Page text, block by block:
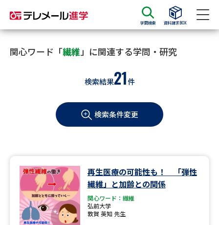
学問検索 資料請求BOX
資料請求 資料検索
大学・短大の資料種類から請求
学部・学科パンフ
過去問題集
大学・短大以外の資料から請求
専門学校の資料請求 大学院の資料請求
関心ワード「繊維 」に関連する学問・研究
検索結果21件
検索条件変更
再生医療の可能性も！ 「弾性
繊維」と加齢との関係
関心ワード：繊維
弘前大学
敦賀 英知 先生